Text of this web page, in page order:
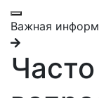
Важная